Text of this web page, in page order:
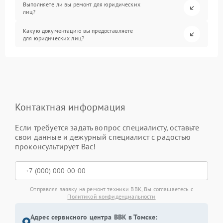
Выполняете ли вы ремонт для юридических
лиц?
Какую документацию вы предоставляете
для юридических лиц?
Контактная информация
Если требуется задать вопрос специалисту, оставьте
свои данные и дежурный специалист с радостью
проконсультирует Вас!
Отправляя заявку на ремонт техники BBK, Вы соглашаетесь с
Политикой конфиденциальности
Адрес сервисного центра BBK в Томске: